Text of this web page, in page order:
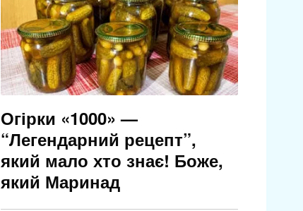
Огірки «1000» —
“Легендарний рецепт”,
який мало хто знає! Боже,
який Маринад